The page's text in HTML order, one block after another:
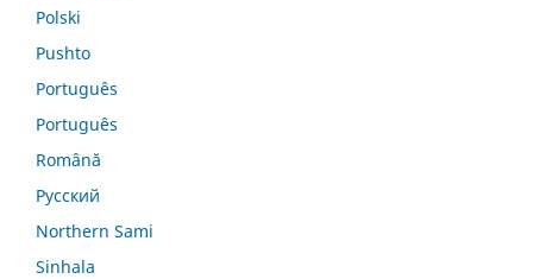
Polski
Pushto
Português
Português
Română
Русский
Northern Sami
Sinhala